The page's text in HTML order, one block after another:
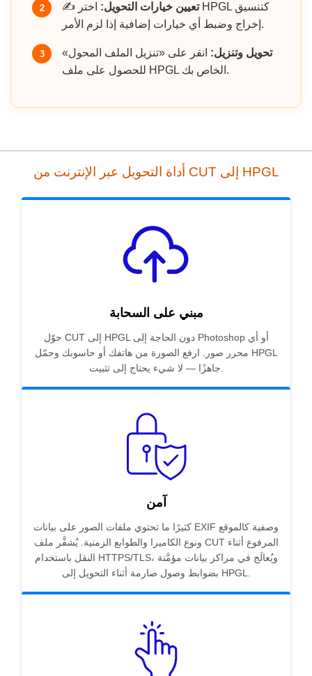
2 ✍️ تعيين خيارات التحويل: اختر HPGL كتنسيق
إخراج وضبط أي خيارات إضافية إذا لزم الأمر.
3 تحويل وتنزيل: انقر على «تنزيل الملف المحول»
للحصول على ملف HPGL الخاص بك.
أداة التحويل عبر الإنترنت من CUT إلى HPGL
مبني على السحابة
حوّل CUT إلى HPGL دون الحاجة إلى Photoshop أو أي
محرر صور. ارفع الصورة من هاتفك أو حاسوبك وحمّل HPGL
جاهزًا — لا شيء يحتاج إلى تثبيت.
آمن
كثيرًا ما تحتوي ملفات الصور على بيانات EXIF وصفية كالموقع
ونوع الكاميرا والطوابع الزمنية. يُشفَّر ملف CUT المرفوع أثناء
النقل باستخدام HTTPS/TLS، ويُعالَج في مراكز بيانات مؤمَّنة
بضوابط وصول صارمة أثناء التحويل إلى HPGL.